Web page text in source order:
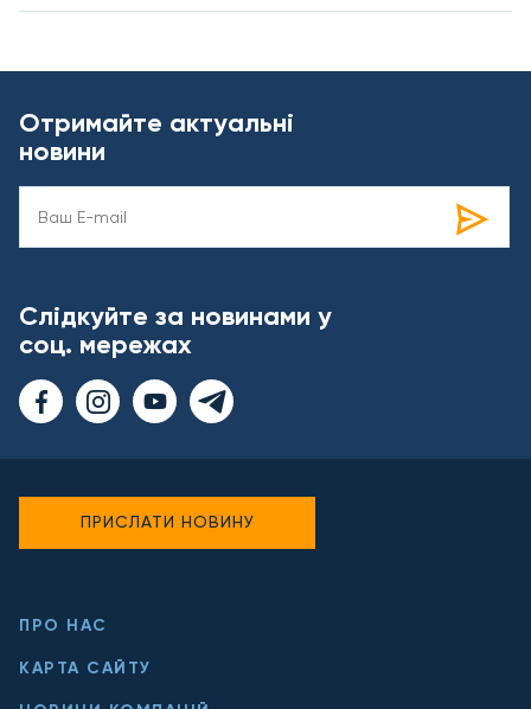
Отримайте актуальні
новини
Слідкуйте за новинами у
соц. мережах
ПРО НАС
КАРТА САЙТУ
ПРИСЛАТИ НОВИНУ